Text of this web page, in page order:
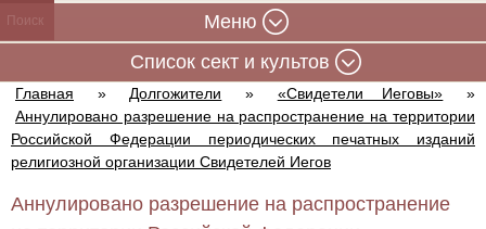
Меню
Cписок сект и культов
Главная » Долгожители » «Свидетели Иеговы»
»
Аннулировано разрешение на распространение на территории
Российской Федерации периодических печатных изданий
религиозной организации Свидетелей Иегов
Аннулировано разрешение на распространение